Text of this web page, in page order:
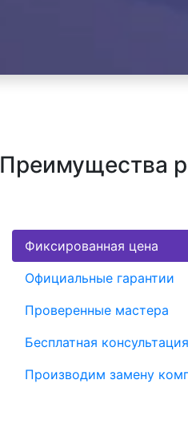
Преимущества
Фиксированная цена
Официальные гарантии
Проверенные мастера
Бесплатная консультация
Производим замену